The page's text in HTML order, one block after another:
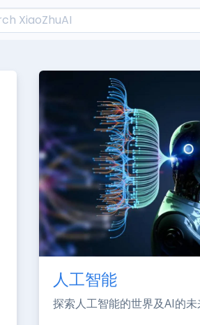
人工智能
探索人工智能的世界及AI的未